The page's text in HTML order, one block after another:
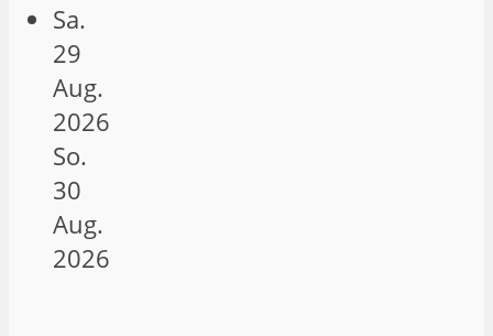
Sa.
29
Aug.
2026
So.
30
Aug.
2026